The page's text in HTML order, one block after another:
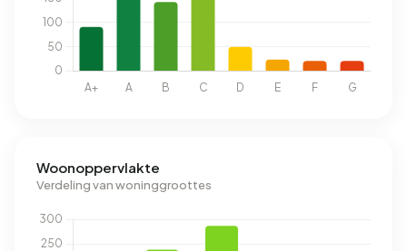
Woonoppervlakte
Verdeling van woninggroottes